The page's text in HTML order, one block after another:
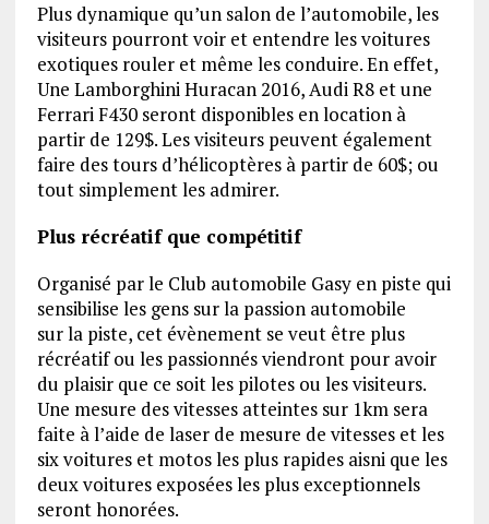
Plus dynamique qu’un salon de l’automobile, les
visiteurs pourront voir et entendre les voitures
exotiques rouler et même les conduire. En effet,
Une Lamborghini Huracan 2016, Audi R8 et une
Ferrari F430 seront disponibles en location à
partir de 129$. Les visiteurs peuvent également
faire des tours d’hélicoptères à partir de 60$; ou
tout simplement les admirer.
Plus récréatif que compétitif
Organisé par le Club automobile Gasy en piste qui
sensibilise les gens sur la passion automobile
sur la piste, cet évènement se veut être plus
récréatif ou les passionnés viendront pour avoir
du plaisir que ce soit les pilotes ou les visiteurs.
Une mesure des vitesses atteintes sur 1km sera
faite à l’aide de laser de mesure de vitesses et les
six voitures et motos les plus rapides aisni que les
deux voitures exposées les plus exceptionnels
seront honorées.